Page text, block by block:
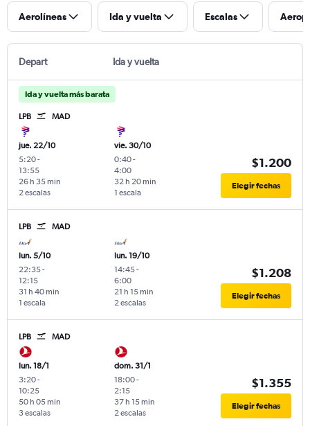
Aerolíneas Ida y vuelta Escalas
Depart Ida y vuelta
Ida y vuelta más barata
LPB MAD
jue. 22/10
5:20-
13:55
2 escalas
26 h 35 min
vie. 30/10
0:40-
4:00
1 escala
32 h 20 min
$1.200
Elegir fechas
LPB MAD
lun. 5/10
22:35-
12:15
1 escala
31 h 40 min
lun. 19/10
14:45-
6:00
2 escalas
21 h 15 min
$1.208
Elegir fechas
LPB MAD
lun. 18/1
3:20-
10:25
3 escalas
50 h 05 min
dom. 31/1
18:00-
2:15
2 escalas
37 h 15 min
$1.355
Elegir fechas